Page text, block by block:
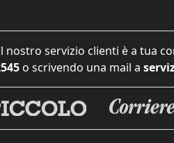
nostro servizio clienti è a tua
o scrivendo una mail a